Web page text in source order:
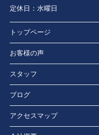
定休日： 水曜日
トップページ
お客様の声
スタッフ
ブログ
アクセスマップ